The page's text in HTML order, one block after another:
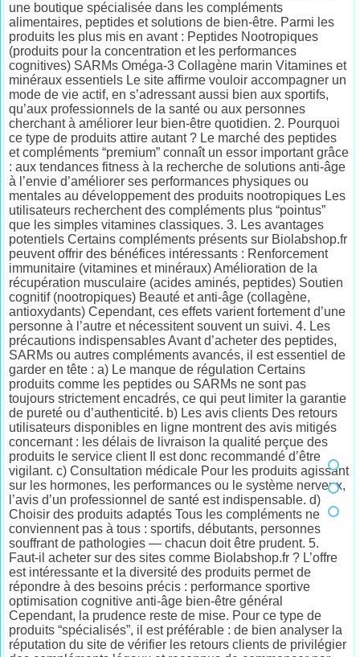
une boutique spécialisée dans les compléments
alimentaires, peptides et solutions de bien-être. Parmi les
produits les plus mis en avant : Peptides Nootropiques
(produits pour la concentration et les performances
cognitives) SARMs Oméga-3 Collagène marin Vitamines et
minéraux essentiels Le site affirme vouloir accompagner un
mode de vie actif, en s’adressant aussi bien aux sportifs,
qu’aux professionnels de la santé ou aux personnes
cherchant à améliorer leur bien-être quotidien. 2. Pourquoi
ce type de produits attire autant ? Le marché des peptides
et compléments “premium” connaît un essor important grâce
: aux tendances fitness à la recherche de solutions anti-âge
à l’envie d’améliorer ses performances physiques ou
mentales au développement des produits nootropiques Les
utilisateurs recherchent des compléments plus “pointus”
que les simples vitamines classiques. 3. Les avantages
potentiels Certains compléments présents sur Biolabshop.fr
peuvent offrir des bénéfices intéressants : Renforcement
immunitaire (vitamines et minéraux) Amélioration de la
récupération musculaire (acides aminés, peptides) Soutien
cognitif (nootropiques) Beauté et anti-âge (collagène,
antioxydants) Cependant, ces effets varient fortement d’une
personne à l’autre et nécessitent souvent un suivi. 4. Les
précautions indispensables Avant d’acheter des peptides,
SARMs ou autres compléments avancés, il est essentiel de
garder en tête : a) Le manque de régulation Certains
produits comme les peptides ou SARMs ne sont pas
toujours strictement encadrés, ce qui peut limiter la garantie
de pureté ou d’authenticité. b) Les avis clients Des retours
utilisateurs disponibles en ligne montrent des avis mitigés
concernant : les délais de livraison la qualité perçue des
produits le service client Il est donc recommandé d’être
vigilant. c) Consultation médicale Pour les produits agissant
sur les hormones, les performances ou le système nerveux,
l’avis d’un professionnel de santé est indispensable. d)
Choisir des produits adaptés Tous les compléments ne
conviennent pas à tous : sportifs, débutants, personnes
souffrant de pathologies — chacun doit être prudent. 5.
Faut-il acheter sur des sites comme Biolabshop.fr ? L’offre
est intéressante et la diversité des produits permet de
répondre à des besoins précis : performance sportive
optimisation cognitive anti-âge bien-être général
Cependant, la prudence reste de mise. Pour ce type de
produits “spécialisés”, il est préférable : de bien analyser la
réputation du site de vérifier les retours clients de privilégier